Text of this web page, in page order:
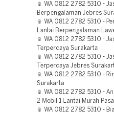
📱 WA 0812 2782 5310 -
Berpengalaman Jebres
📱 WA 0812 2782 5310 -
Lantai Berpengalaman
📱 WA 0812 2782 5310 -
Terpercaya Surakarta
📱 WA 0812 2782 5310 -
Terpercaya Jebres
📱 WA 0812 2782 5310 -
Surakarta
📱 WA 0812 2782 5310 -
2 Mobil 1 Lantai Murah
📱 WA 0812 2782 5310 -